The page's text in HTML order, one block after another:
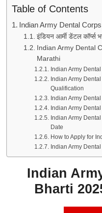
Table of Contents
Indian Army Dental
इंडियन आर्मी डेंटल कॉर्प्स
Indian Army Dental
Marathi
Indian Army
Indian Army
Qualification
Indian Army
Indian Army
Indian Army
Date
How to Apply for
Indian Army
Indian
Bharti